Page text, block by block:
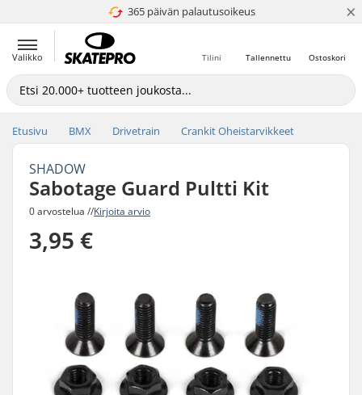
365 päivän palautusoikeus
4.8 / 5 ×
Valikko Ostoskori
Tallennettu
Tilini
Etusivu BMX Drivetrain Crankit Oheistarvikkeet
SHADOW
Sabotage Guard Pultti Kit
0 arvostelua //Kirjoita arvio
3,95 €